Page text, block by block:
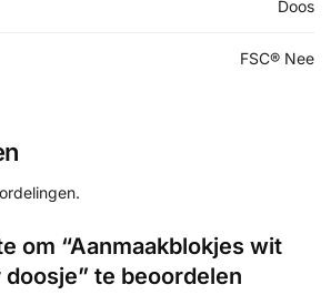
Doos
FSC® Nee
om “Aanmaakblokjes wit
te beoordelen